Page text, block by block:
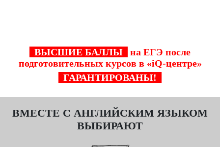
ВЫСШИЕ БАЛЛЫ
на ЕГЭ после
подготовительных курсов в «iQ-центре»
ГАРАНТИРОВАНЫ!
ВМЕСТЕ С АНГЛИЙСКИМ ЯЗЫКОМ
ВЫБИРАЮТ